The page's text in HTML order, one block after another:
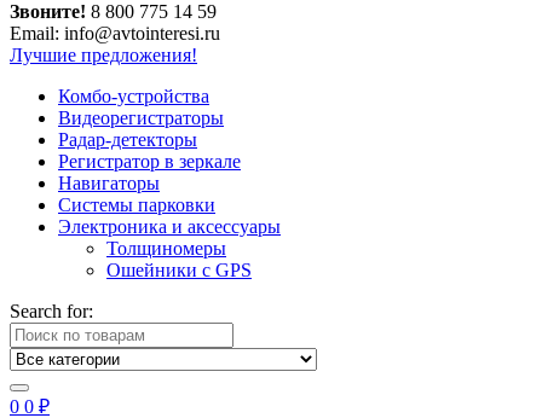
Звоните! 8 800 775 14 59
Email: info@avtointeresi.ru
Лучшие предложения!
Комбо-устройства
Видеорегистраторы
Радар-детекторы
Регистратор в зеркале
Навигаторы
Системы парковки
Электроника и аксессуары
Толщиномеры
Ошейники с GPS
Search for:
0 0 ₽